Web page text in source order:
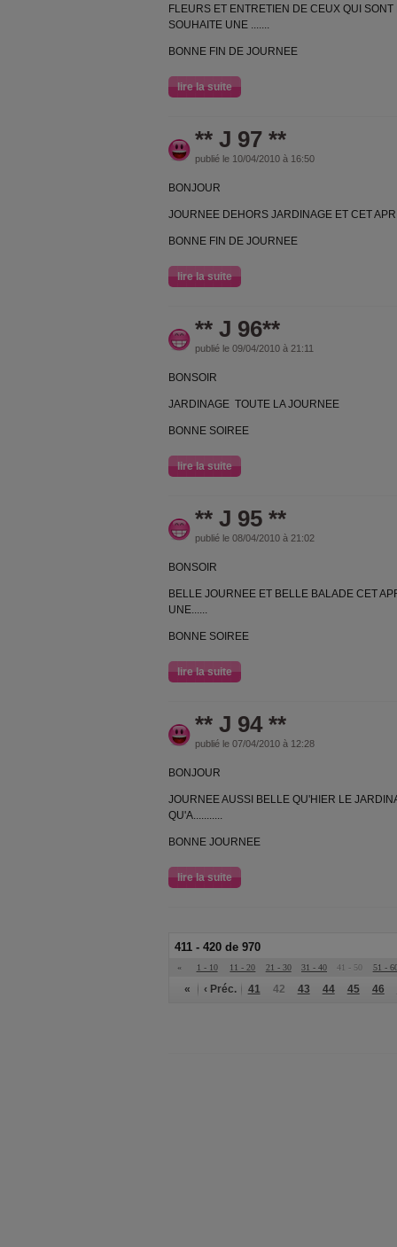
FLEURS ET ENTRETIEN DE CEUX QUI
SOUHAITE UNE .......
BONNE FIN DE JOURNEE
lire la suite
** J 97 **
publié le 10/04/2010 à 16:50
BONJOUR
JOURNEE DEHORS JARDINAGE ET CET
BONNE FIN DE JOURNEE
lire la suite
** J 96**
publié le 09/04/2010 à 21:11
BONSOIR
JARDINAGE TOUTE LA JOURNEE
BONNE SOIREE
lire la suite
** J 95 **
publié le 08/04/2010 à 21:02
BONSOIR
BELLE JOURNEE ET BELLE BALADE CET
UNE......
BONNE SOIREE
lire la suite
** J 94 **
publié le 07/04/2010 à 12:28
BONJOUR
JOURNEE AUSSI BELLE QU'HIER LE
QU'A...........
BONNE JOURNEE
lire la suite
411 - 420 de 970
« 1 - 10 11 - 20 21 - 30 31 - 40 41 - 50 51 -
« ‹ Préc. 41 42 43 44 45 46